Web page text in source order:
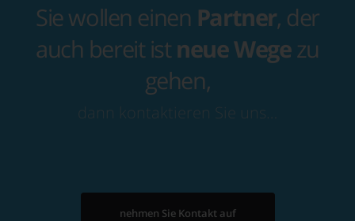
Sie wollen einen Partner, der
auch bereit ist neue Wegezu
gehen,
dann kontaktieren Sie uns…
nehmen Sie Kontakt auf